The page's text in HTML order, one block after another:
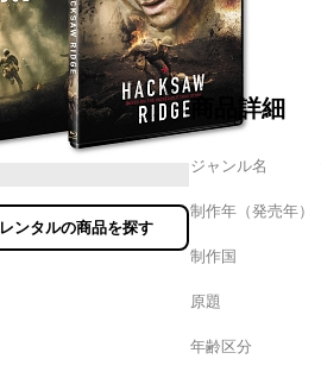
レンタルの商品を探す
商品詳細
ジャンル名
制作年（発売年）
制作国
原題
年齢区分